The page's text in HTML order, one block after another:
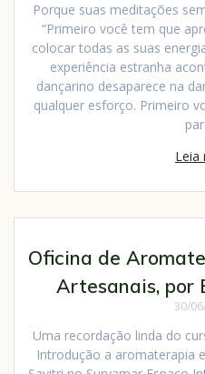
Porque suas meditações
“Primeiro você tem que
colocar todas as suas
experiência estranha
dançarino desaparece na
qualquer esforço. Primeiro
Leia
Oficina de
Artesanais, por
30/
Uma recordação linda do
Introdução a aromaterapia